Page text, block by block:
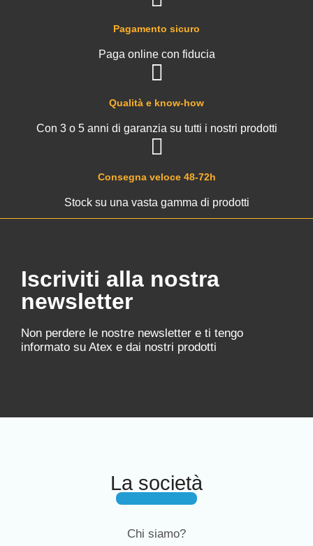
Consegna veloce 48-72h
Stock su una vasta gamma di prodotti
Qualità e know-how
Con 3 o 5 anni di garanzia su tutti i nostri prodotti
Pagamento sicuro
Paga online con fiducia
Iscriviti alla nostra
newsletter
Non perdere le nostre newsletter e ti tengo
informato su Atex e dai nostri prodotti
La società
Chi siamo?